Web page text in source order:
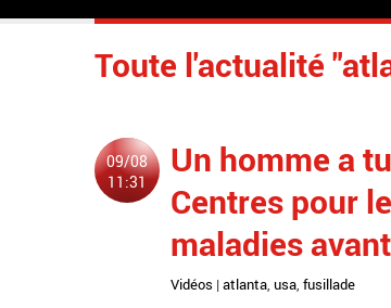
Toute l'actualité
09/08
11:31
Un homme a
Centres pour
maladies
Vidéos | atlanta, usa, fusillade